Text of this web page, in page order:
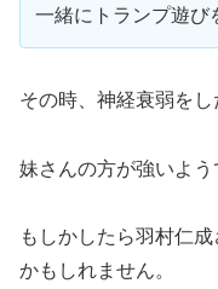
一緒にトランプ遊び
その時、神経衰弱をし
妹さんの方が強いよう
もしかしたら羽村仁
かもしれません。